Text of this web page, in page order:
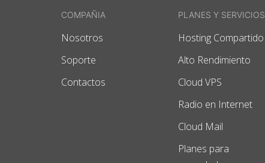
COMPAÑIA
Nosotros
Soporte
Contactos
PLANES Y SERVICIOS
Hosting Compartido
Alto Rendimiento
Cloud VPS
Radio en Internet
Cloud Mail
Planes para